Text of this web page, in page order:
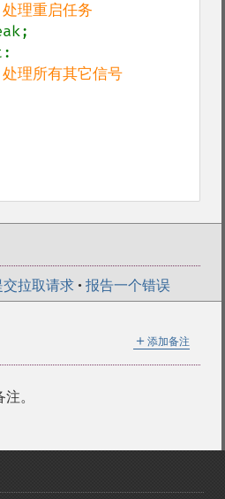
理重启任务
理所有其它信号
交拉取请求 • 报告一个错误
＋ 添加备注
。